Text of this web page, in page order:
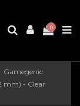
0
Gamegenic
mm) - Clear